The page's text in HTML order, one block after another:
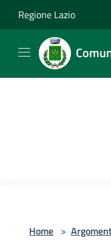
Regione Lazio
Home >